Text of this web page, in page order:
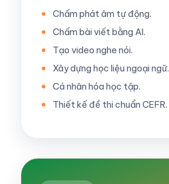
Chấm phát âm tự động.
Chấm bài viết bằng AI.
Tạo video nghe nói.
Xây dựng học liệu ngoại ngữ.
Cá nhân hóa học tập.
Thiết kế đề thi chuẩn CEFR.